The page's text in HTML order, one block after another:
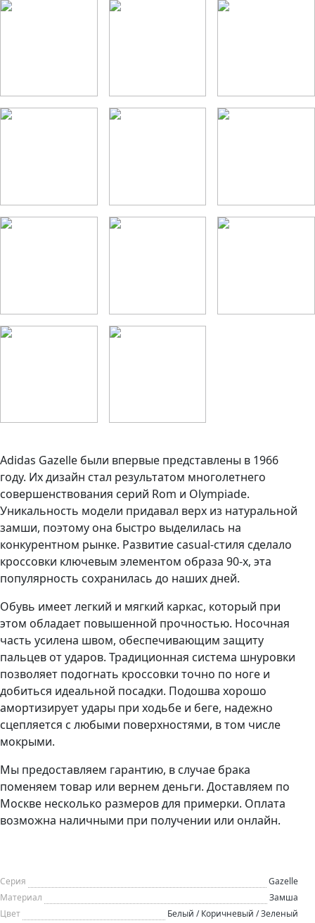
Adidas Gazelle были впервые представлены в 1966
году. Их дизайн стал результатом многолетнего
совершенствования серий Rom и Olympiade.
Уникальность модели придавал верх из натуральной
замши, поэтому она быстро выделилась на
конкурентном рынке. Развитие casual-стиля сделало
кроссовки ключевым элементом образа 90-х, эта
популярность сохранилась до наших дней.
Обувь имеет легкий и мягкий каркас, который при
этом обладает повышенной прочностью. Носочная
часть усилена швом, обеспечивающим защиту
пальцев от ударов. Традиционная система шнуровки
позволяет подогнать кроссовки точно по ноге и
добиться идеальной посадки. Подошва хорошо
амортизирует удары при ходьбе и беге, надежно
сцепляется с любыми поверхностями, в том числе
мокрыми.
Мы предоставляем гарантию, в случае брака
поменяем товар или вернем деньги. Доставляем по
Москве несколько размеров для примерки. Оплата
возможна наличными при получении или онлайн.
Серия
Gazelle
Материал
Замша
Цвет
Белый / Коричневый / Зеленый